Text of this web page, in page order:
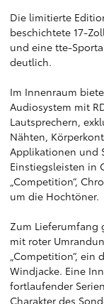
Die limitierte
beschichtete 17-
und eine tte-
deutlich.
Im Innenraum
Audiosystem mit
Lautsprechern,
Nähten,
Applikationen und
Einstiegsleisten in
„Competition“,
um die Hochtöner.
Zum Lieferumfang
mit roter
„Competition“, ein
Windjacke. Eine
fortlaufender
Charakter des